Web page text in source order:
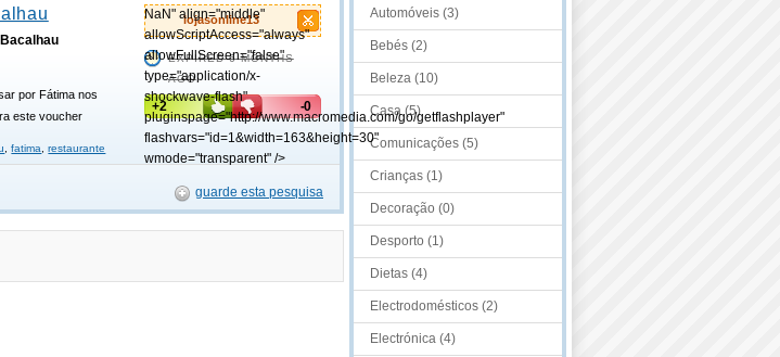
lojasonline13
NaN" align="middle"
allowScriptAccess="always"
allowFullScreen="false"
type="application/x-
shockwave-flash"
pluginspage="http://www.macromedia.com/go/getflashplayer"
flashvars="id=1&width=163&height=30"
wmode="transparent" />
EXPIRED 6 MONTHS
AGO
+2 -0
por Fátima nos
este voucher
,fatima ,restaurante
guarde esta pesquisa
Automóveis (3)
Bebés (2)
Beleza (10)
Casa (5)
Comunicações (5)
Crianças (1)
Decoração (0)
Desporto (1)
Dietas (4)
Electrodomésticos (2)
Electrónica (4)